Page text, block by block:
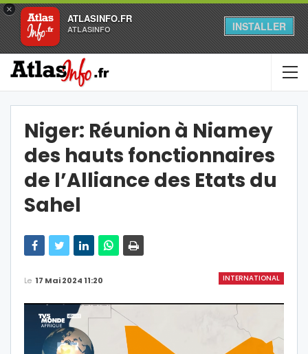
×
ATLASINFO.FR
ATLASINFO INSTALLER
Niger: Réunion à Niamey
des hauts fonctionnaires
de l’Alliance des Etats du
Sahel
INTERNATIONAL
Le 17 Mai 2024 11:20